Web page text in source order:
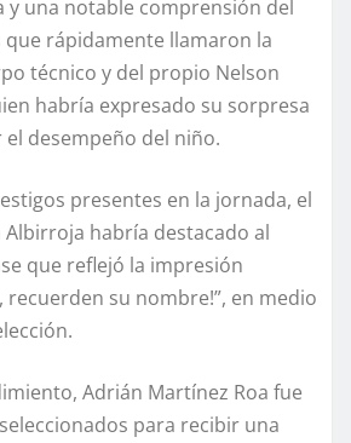
y una notable comprensión del
que rápidamente llamaron la
técnico y del propio Nelson
habría expresado su sorpresa
desempeño del niño.
presentes en la jornada, el
habría destacado al
que reflejó la impresión
recuerden su nombre!”, en medio
Adrián Martínez Roa fue
para recibir una